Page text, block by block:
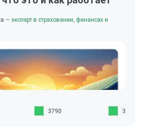
— эксперт в страховании, финансах и
3790 3